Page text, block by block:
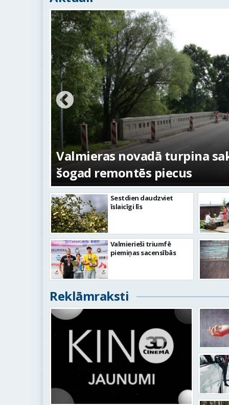
No pagaidu teātra līdz
centram – kā attīstīsies
Sestdien daudzviet
īslaicīgi līs
Valmierieši triumfē
piemiņas sacensībās
Reklāmraksti